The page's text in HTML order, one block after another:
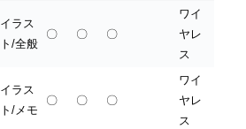
イラス
ト/全般
〇 〇 〇
ワイ
ヤレ
ス
イラス
ト/メモ
〇 〇 〇
ワイ
ヤレ
ス